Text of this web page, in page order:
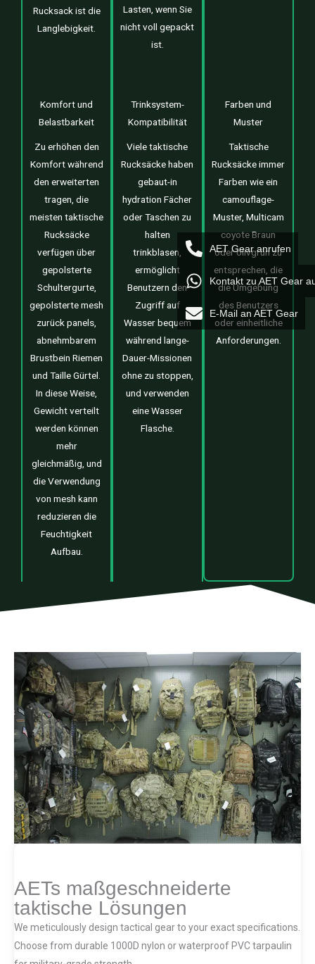
Rucksack ist die
Langlebigkeit.
Lasten, wenn Sie
nicht voll gepackt
ist.
Komfort und
Belastbarkeit
Zu erhöhen den
Komfort während
den erweiterten
tragen, die
meisten taktische
Rucksäcke
verfügen über
gepolsterte
Schultergurte,
gepolsterte mesh
zurück panels,
abnehmbarem
Brustbein Riemen
und Taille Gürtel.
In diese Weise,
Gewicht verteilt
werden können
mehr
gleichmäßig, und
die Verwendung
von mesh kann
reduzieren die
Feuchtigkeit
Aufbau.
Trinksystem-
Kompatibilität
Viele taktische
Rucksäcke haben
gebaut-in
hydration Fächer
oder Taschen zu
halten
trinkblasen,
ermöglicht
Benutzern den
Zugriff auf
Wasser bequem
während lange-
Dauer-Missionen
ohne zu stoppen,
und verwenden
eine Wasser
Flasche.
Farben und
Muster
Taktische
Rucksäcke immer
Farben wie ein
camouflage-
Muster, Multicam
coyote Braun
oder olivgrün zu
entsprechen, die
die Umgebung
des Benutzers
oder einheitliche
Anforderungen.
AETs maßgeschneiderte
taktische Lösungen
We meticulously design tactical gear to your exact specifications.
Choose from durable 1000D nylon or waterproof PVC tarpaulin
AET Gear anrufen
Kontakt zu AET Gear
E-Mail an AET Gear